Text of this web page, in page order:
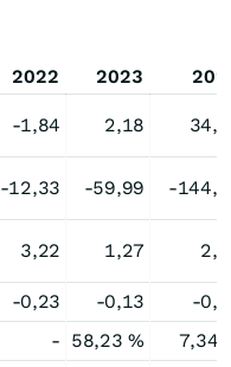
2022 2023
-1,84 2,18
-12,33 -59,99 -
3,22 1,27
-0,23 -0,13
-
- 58,23 %
7,34